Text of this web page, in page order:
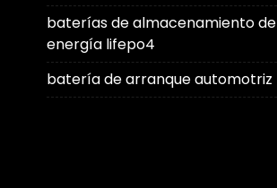
baterías de almacenamiento de
energía lifepo4
batería de arranque automotriz